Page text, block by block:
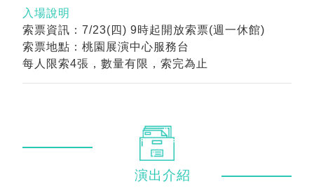
入場說明
索票資訊：7/23(四) 9時起開放索票(週一休館)
索票地點：桃園展演中心服務台
每人限索4張，數量有限，索完為止
演出介紹